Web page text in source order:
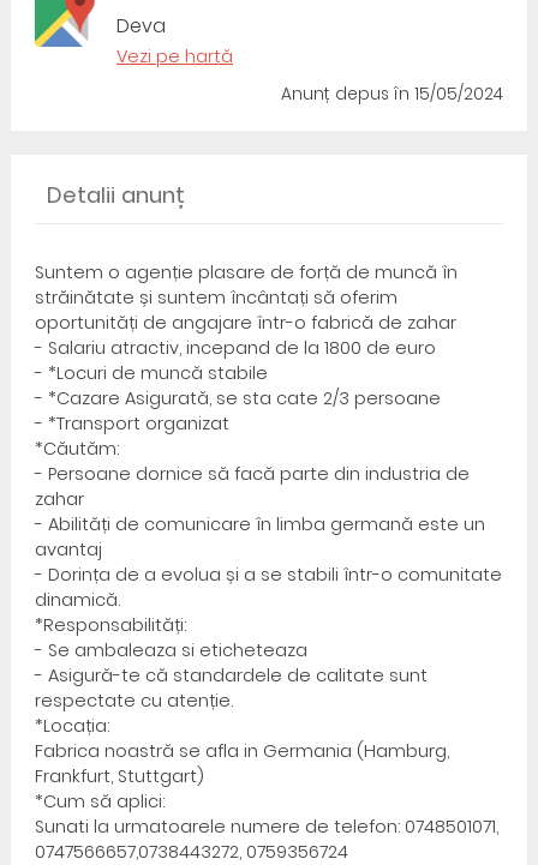
Deva
Vezi pe hartă
Anunț depusîn 15/05/2024
Detalii anunț
Suntem o agenție plasare de forță de muncă în
străinătate și suntem încântați să oferim
oportunități de angajare într-o fabrică de zahar
- Salariu atractiv, incepand de la 1800 de euro
- *Locuri de muncă stabile
- *Cazare Asigurată, se sta cate 2/3 persoane
- *Transport organizat
*Căutăm:
- Persoane dornice să facă parte din industria de
zahar
- Abilități de comunicare în limba germană este un
avantaj
- Dorința de a evolua și a se stabili într-o comunitate
dinamică.
*Responsabilități:
- Se ambaleaza si eticheteaza
- Asigură-te că standardele de calitate sunt
respectate cu atenție.
*Locația:
Fabrica noastră se afla in Germania (Hamburg,
Frankfurt, Stuttgart)
*Cum să aplici:
Sunati la urmatoarele numere de telefon: 0748501071,
0747566657,0738443272, 0759356724